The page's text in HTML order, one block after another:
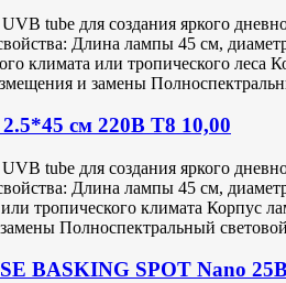
tube для создания яркого
Длина лампы 45 см,
климата или тропического леса
и замены
см 220В Т8 10,00
tube для создания яркого
Длина лампы 45 см,
тропического климата Корпус
Полноспектральный
BASKING SPOT Nano